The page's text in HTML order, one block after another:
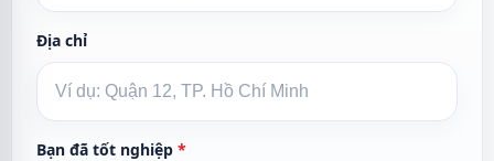
Địa chỉ
Bạn đã tốt nghiệp *